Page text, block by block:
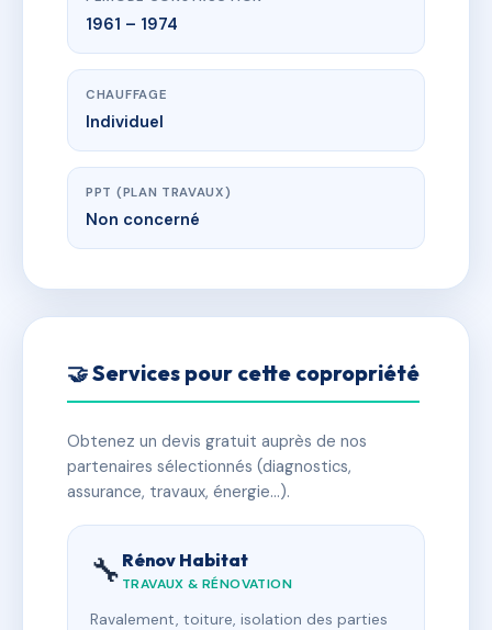
1961 – 1974
CHAUFFAGE
Individuel
PPT (PLAN TRAVAUX)
Non concerné
🤝 Services pour cette copropriété
Obtenez un devis gratuit auprès de nos
partenaires sélectionnés (diagnostics,
assurance, travaux, énergie…).
🔧 Rénov Habitat
TRAVAUX & RÉNOVATION
Ravalement, toiture, isolation des parties